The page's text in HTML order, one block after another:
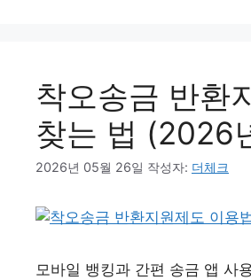
착오송금 반환
찾는 법 (2026
2026년 05월 26일 작성자: 더체크
모바일 뱅킹과 간편 송금 앱 사